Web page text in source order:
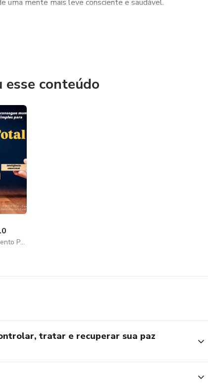
transformar a forma como você lida com a ansiedade.
recebe:
ansiedade
acelerados e não consegue relaxar
uma mente mais leve consciente e saudável.
constante através de pequenas ações diárias.
conteúdo
Foco Total e Desenvolvimento Pessoal
tratar e recuperar sua paz